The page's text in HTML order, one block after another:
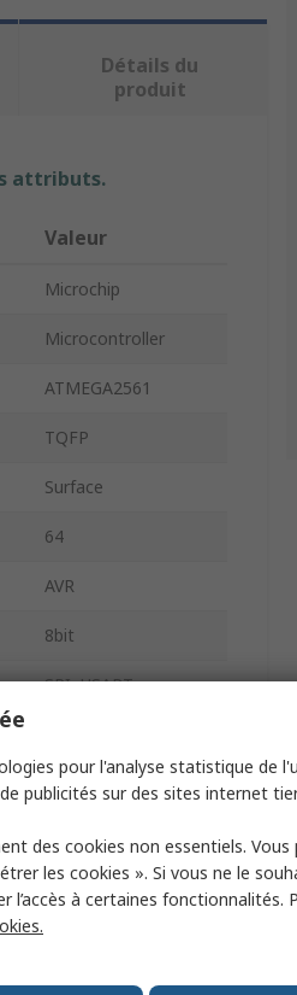
Détails du
produit
attributs.
Valeur
Microchip
Microcontroller
ATMEGA2561
TQFP
Surface
64
AVR
8bit
SPI, USART
16MHz
5.5V
-40°C
pour l'analyse statistique de
publicités sur des sites internet
des cookies non essentiels. Vous
les cookies ». Si vous ne le
l’accès à certaines fonctionnalités.